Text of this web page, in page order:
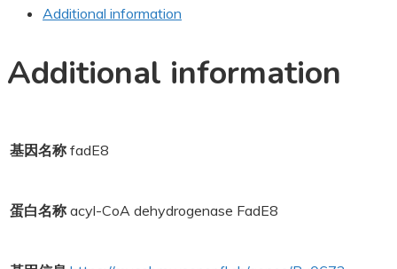
Additional information
Additional information
基因名称 fadE8
蛋白名称 acyl-CoA dehydrogenase FadE8